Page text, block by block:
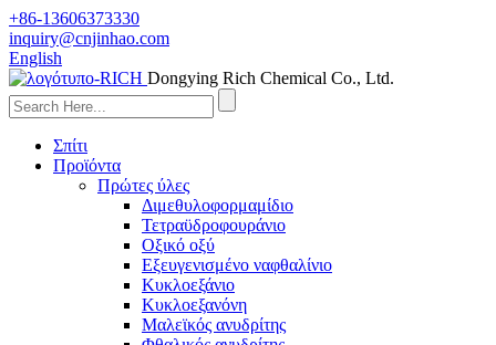
+86-13606373330
inquiry@cnjinhao.com
English
Dongying Rich Chemical Co., Ltd.
Σπίτι
Προϊόντα
Πρώτες ύλες
Διμεθυλοφορμαμίδιο
Τετραϋδροφουράνιο
Οξικό οξύ
Εξευγενισμένο ναφθαλίνιο
Κυκλοεξάνιο
Κυκλοεξανόνη
Μαλεϊκός ανυδρίτης